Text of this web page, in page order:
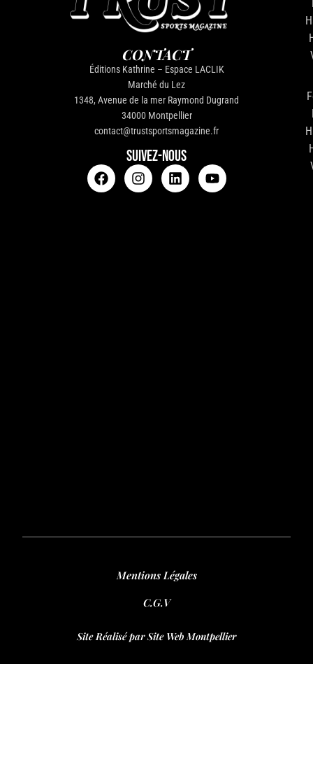
CONTACT
Éditions Kathrine – Espace LACLIK
Marché du Lez
1348, Avenue de la mer Raymond Dugrand
34000 Montpellier
contact@trustsportsmagazine.fr
SUIVEZ-NOUS
Site Réalisé par Site Web Montpellier
Mentions Légales
C.G.V